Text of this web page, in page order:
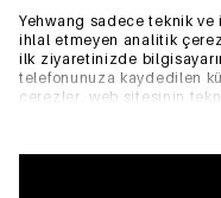
Yehwang sadece teknik
ihlal etmeyen analitik
ilk ziyaretinizde
telefonunuza kaydedilen
çerezler, web sitesinin
etmemize olanak
deneyimi yaşamanızı
BILGI